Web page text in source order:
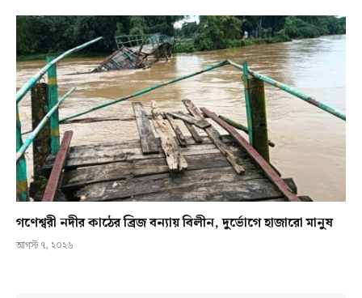
গণেশ্বরী নদীর কাঠের ব্রিজ বন্যায় বিলীন, দুর্ভোগে হাজারো মানুষ
আগস্ট ৭, ২০২৬